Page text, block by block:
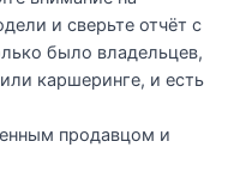
и сверьте отчёт с
было владельцев,
каршеринге, и есть
продавцом и